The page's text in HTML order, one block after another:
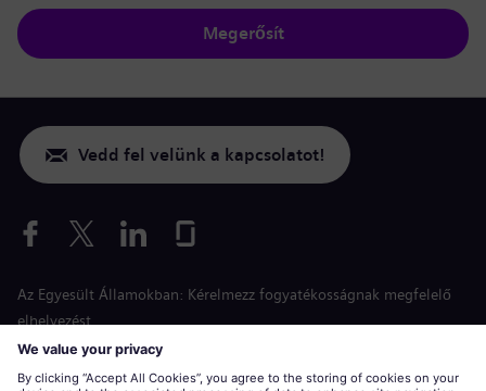
Megerősít
Vedd fel velünk a kapcsolatot!
Az Egyesült Államokban: Kérelmezz fogyatékosságnak megfelelő
elhelyezést
Esélyegyenlőség a jelentkezés során
siemens-energy.comGlobális weboldal